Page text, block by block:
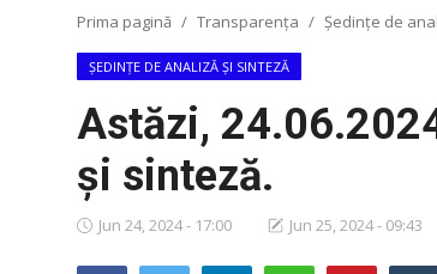
Adresa: str. Kiev 3 | tel: +373 (22) 44 10
98 | mail: pretura.riscani@gmail.com
ADMINISTRAŢIA
Transparența
Proiecte
Prima pagină Transparența Şedinţe de
ŞEDINŢE DE ANALIZĂ ȘI SINTEZĂ
Astăzi,
și sinteză.
Jun 24, 2024 - 17:00 Jun 25, 2024 - 09:43